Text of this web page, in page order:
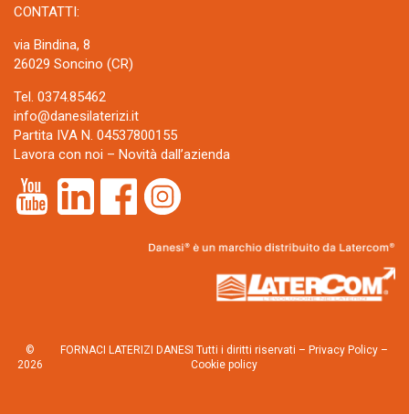
CONTATTI:
via Bindina, 8
26029 Soncino (CR)
Tel. 0374.85462
info@danesilaterizi.it
Partita IVA N. 04537800155
Lavora con noi – Novità dall’azienda
©
2026
FORNACI LATERIZI DANESI Tutti i diritti riservati – Privacy Policy–
Cookie policy